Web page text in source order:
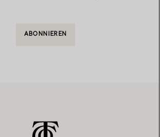
ABONNIEREN